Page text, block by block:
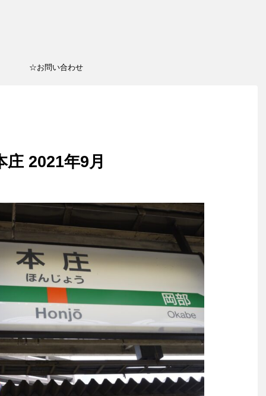
☆お問い合わせ
2021年9月